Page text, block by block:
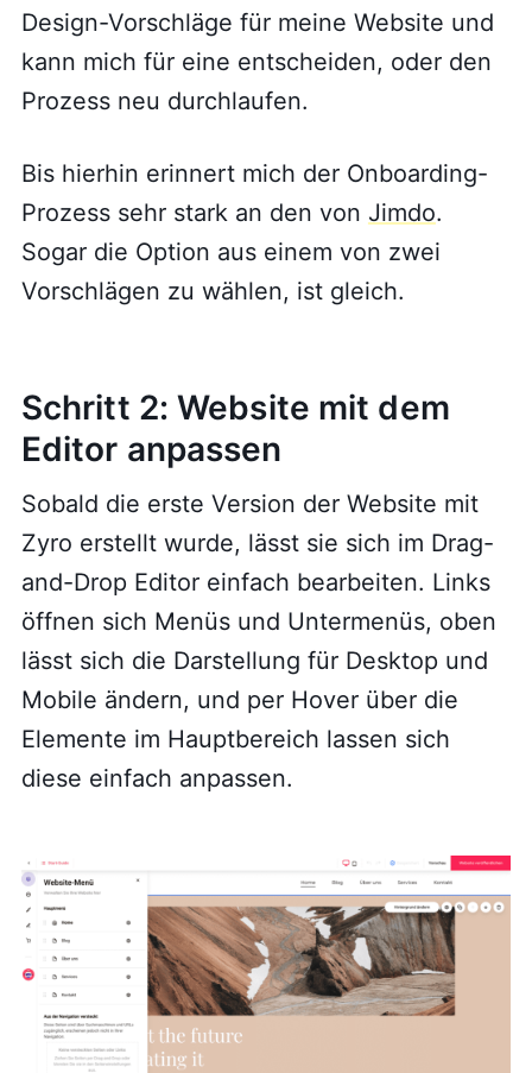
Design-Vorschläge für meine Website und
kann mich für eine entscheiden, oder den
Prozess neu durchlaufen.
Bis hierhin erinnert mich der Onboarding-
Prozess sehr stark an den von Jimdo.
Sogar die Option aus einem von zwei
Vorschlägen zu wählen, ist gleich.
Schritt 2: Website mit dem
Editor anpassen
Sobald die erste Version der Website mit
Zyro erstellt wurde, lässt sie sich im Drag-
and-Drop Editor einfach bearbeiten. Links
öffnen sich Menüs und Untermenüs, oben
lässt sich die Darstellung für Desktop und
Mobile ändern, und per Hover über die
Elemente im Hauptbereich lassen sich
diese einfach anpassen.